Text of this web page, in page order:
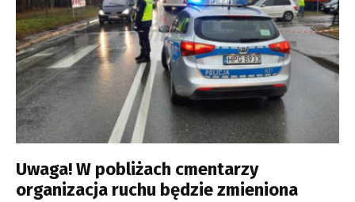
Uwaga! W pobliżach cmentarzy
organizacja ruchu będzie zmieniona